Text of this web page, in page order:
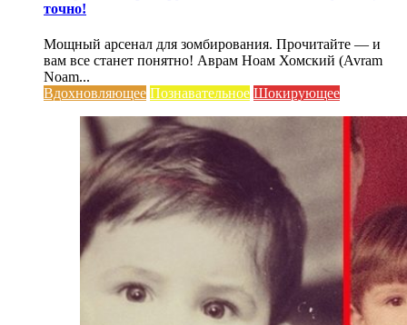
точно!
Мощный арсенал для зомбирования. Прочитайте — и
вам все станет понятно! Аврам Ноам Хомский (Avram
Noam...
Вдохновляющее Познавательное Шокирующее